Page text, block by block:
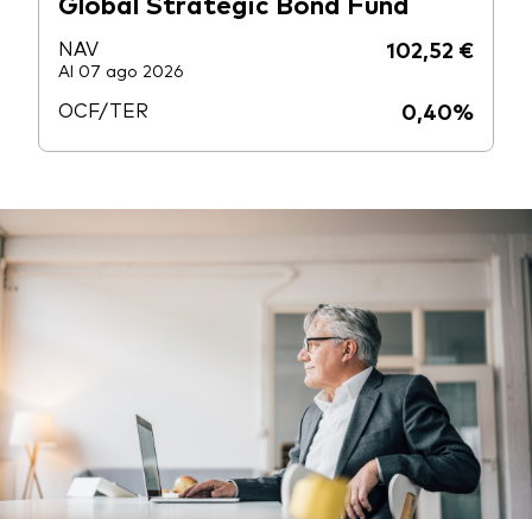
NAV 102,52 €
Al 07 ago 2026
OCF/TER 0,40%